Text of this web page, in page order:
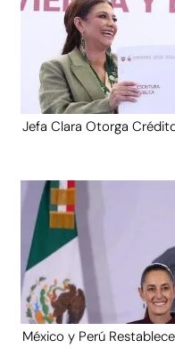
Jefa Clara Otorga
México y Perú